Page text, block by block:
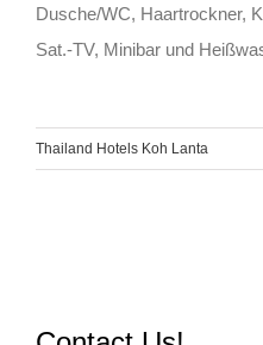
Dusche/WC, Haartrockner,
Sat.-TV, Minibar und
Thailand Hotels Koh Lanta